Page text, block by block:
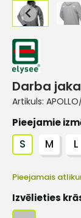
Darba jaka
Artikuls:
Pieejamie
S M L
Pieejamais
Izvēlieties